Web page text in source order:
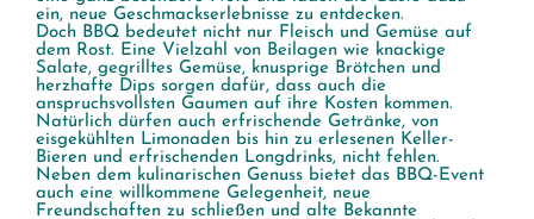
ein, neue Geschmackserlebnisse zu entdecken.
Doch BBQ bedeutet nicht nur Fleisch und Gemüse auf
dem Rost. Eine Vielzahl von Beilagen wie knackige
Salate, gegrilltes Gemüse, knusprige Brötchen und
herzhafte Dips sorgen dafür, dass auch die
anspruchsvollsten Gaumen auf ihre Kosten kommen.
Natürlich dürfen auch erfrischende Getränke, von
eisgekühlten Limonaden bis hin zu erlesenen Keller-
Bieren und erfrischenden Longdrinks, nicht fehlen.
Neben dem kulinarischen Genuss bietet das BBQ-Event
auch eine willkommene Gelegenheit, neue
Freundschaften zu schließen und alte Bekannte